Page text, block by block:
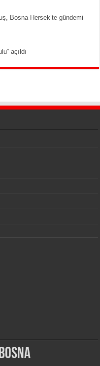
Bosna Hersek’te gündemi
açıldı